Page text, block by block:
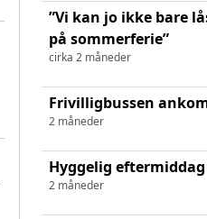
”Vi kan jo ikke bare
på sommerferie”
cirka 2 måneder
Frivilligbussen
2 måneder
Hyggelig
2 måneder